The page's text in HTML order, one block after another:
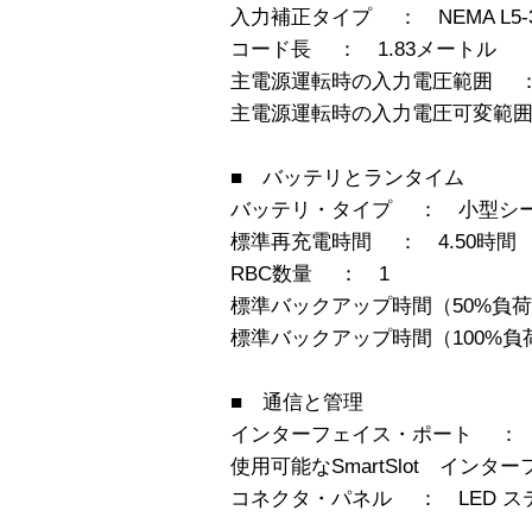
入力補正タイプ ： NEMA L5-
コード長 ： 1.83メートル
主電源運転時の入力電圧範囲
主電源運転時の入力電圧可変
■ バッテリとランタイム
バッテリ・タイプ ： 小型シ
標準再充電時間 ： 4.50時間
RBC数量 ： 1
標準バックアップ時間（50%
標準バックアップ時間（100%
■ 通信と管理
インターフェイス・ポート ：
使用可能なSmartSlot インタ
コネクタ・パネル ： LED ス